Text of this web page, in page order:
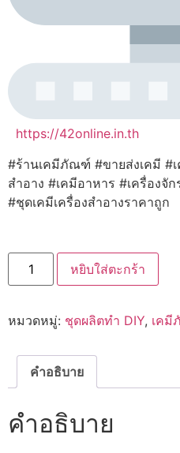
https://42online.in.th
#ร้านเคมีภัณฑ์ #ขายส่งเคมี #
สำอาง #เคมีอาหาร #เครื่องจั
#ชุดเคมีเครื่องสำอางราคาถูก
จำนวน
17486
ชุด
ก้อน
แครอท-10kg
หยิบใส่ตะกร้า
หมวดหมู่: ชุดผลิตทำ DIY, เค
คำอธิบาย
คำอธิบาย